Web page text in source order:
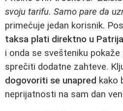
svoju tarifu. Samo pare da
primećuje jedan korisnik.
taksa plati direktno u
i onda se svešteniku
sprečiti dodatne zahteve.
dogovoriti se unapred kako
neprijatnosti na sam dan